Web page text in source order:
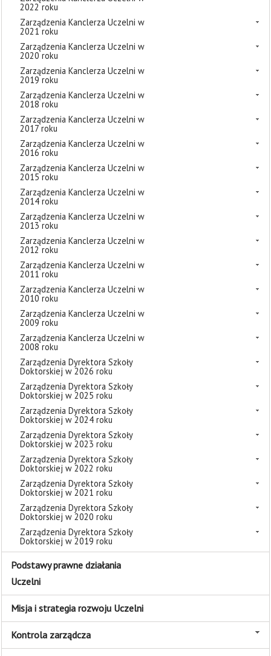
2022 roku
Zarządzenia Kanclerza Uczelni w
2021 roku
Zarządzenia Kanclerza Uczelni w
2020 roku
Zarządzenia Kanclerza Uczelni w
2019 roku
Zarządzenia Kanclerza Uczelni w
2018 roku
Zarządzenia Kanclerza Uczelni w
2017 roku
Zarządzenia Kanclerza Uczelni w
2016 roku
Zarządzenia Kanclerza Uczelni w
2015 roku
Zarządzenia Kanclerza Uczelni w
2014 roku
Zarządzenia Kanclerza Uczelni w
2013 roku
Zarządzenia Kanclerza Uczelni w
2012 roku
Zarządzenia Kanclerza Uczelni w
2011 roku
Zarządzenia Kanclerza Uczelni w
2010 roku
Zarządzenia Kanclerza Uczelni w
2009 roku
Zarządzenia Kanclerza Uczelni w
2008 roku
Zarządzenia Dyrektora Szkoły
Doktorskiej w 2026 roku
Zarządzenia Dyrektora Szkoły
Doktorskiej w 2025 roku
Zarządzenia Dyrektora Szkoły
Doktorskiej w 2024 roku
Zarządzenia Dyrektora Szkoły
Doktorskiej w 2023 roku
Zarządzenia Dyrektora Szkoły
Doktorskiej w 2022 roku
Zarządzenia Dyrektora Szkoły
Doktorskiej w 2021 roku
Zarządzenia Dyrektora Szkoły
Doktorskiej w 2020 roku
Zarządzenia Dyrektora Szkoły
Doktorskiej w 2019 roku
Podstawy prawne działania
Uczelni
Misja i strategia rozwoju Uczelni
Kontrola zarządcza